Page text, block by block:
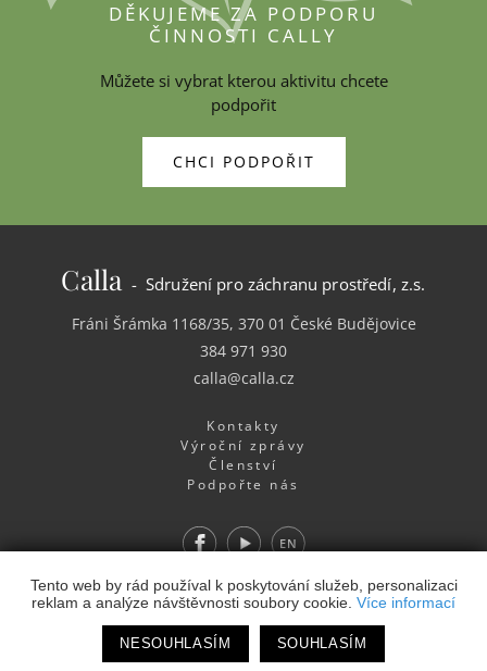
Tento web by rád používal k poskytování služeb, personalizaci
reklam a analýze návštěvnosti soubory cookie. Více informací
NESOUHLASÍM SOUHLASÍM
DĚKUJEME ZA PODPORU
ČINNOSTI CALLY
Můžete si vybrat kterou aktivitu chcete
podpořit
CHCI PODPOŘIT
Calla- Sdružení pro záchranu prostředí, z.s.
Fráni Šrámka 1168/35, 370 01 České Budějovice
384 971 930
calla@calla.cz
Kontakty
Výroční zprávy
Členství
Podpořte nás
FacebookYoutube EN
Webdesign& Webhosting&publikační systém Toolkit-
Studio